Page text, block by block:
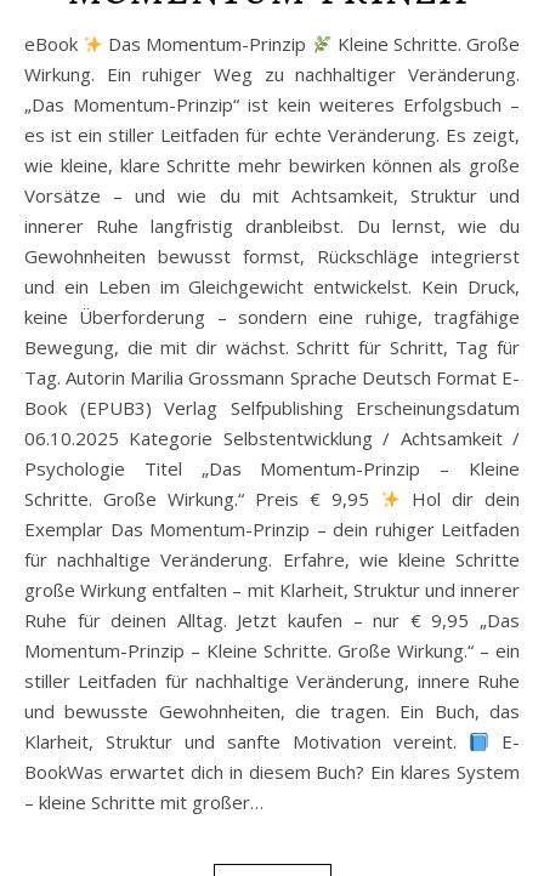
eBook Das Momentum-Prinzip
Kleine Schritte. Große
Wirkung. Ein ruhiger Weg zu nachhaltiger Veränderung.
„Das Momentum-Prinzip“ ist kein weiteres Erfolgsbuch –
es ist ein stiller Leitfaden für echte Veränderung. Es zeigt,
wie kleine, klare Schritte mehr bewirken können als große
Vorsätze – und wie du mit Achtsamkeit, Struktur und
innerer Ruhe langfristig dranbleibst. Du lernst, wie du
Gewohnheiten bewusst formst, Rückschläge integrierst
und ein Leben im Gleichgewicht entwickelst. Kein Druck,
keine Überforderung – sondern eine ruhige, tragfähige
Bewegung, die mit dir wächst. Schritt für Schritt, Tag für
Tag. Autorin Marilia Grossmann Sprache Deutsch Format E-
Book (EPUB3) Verlag Selfpublishing Erscheinungsdatum
06.10.2025 Kategorie Selbstentwicklung / Achtsamkeit /
Psychologie Titel „Das Momentum-Prinzip – Kleine
Schritte. Große Wirkung.“ Preis € 9,95
Hol dir dein
Exemplar Das Momentum-Prinzip – dein ruhiger Leitfaden
für nachhaltige Veränderung. Erfahre, wie kleine Schritte
große Wirkung entfalten – mit Klarheit, Struktur und innerer
Ruhe für deinen Alltag. Jetzt kaufen – nur € 9,95 „Das
Momentum-Prinzip – Kleine Schritte. Große Wirkung.“ – ein
stiller Leitfaden für nachhaltige Veränderung, innere Ruhe
und bewusste Gewohnheiten, die tragen. Ein Buch, das
Klarheit, Struktur und sanfte Motivation vereint.
E-
BookWas erwartet dich in diesem Buch? Ein klares System
– kleine Schritte mit großer…